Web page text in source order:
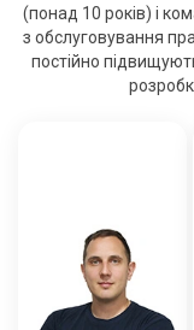
(понад 10 років) і
з обслуговування
постійно